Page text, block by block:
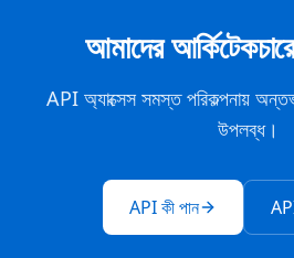
আমাদের
API অ্যাক্সেস সমস্ত পরিকল্পনায়
উপলব্ধ।
API কী পান